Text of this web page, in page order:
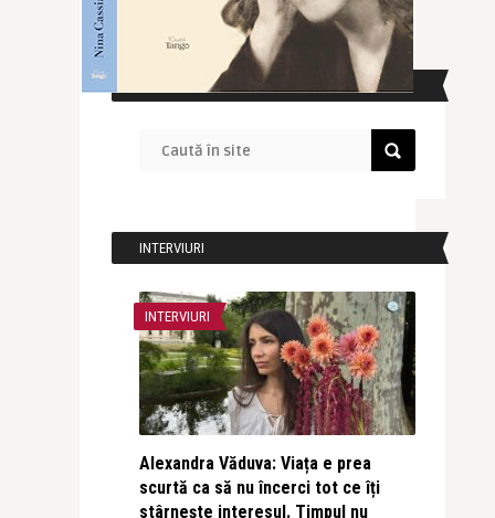
CAUTĂ ÎN SITE
INTERVIURI
INTERVIURI
Alexandra Văduva: Viața e prea
scurtă ca să nu încerci tot ce îți
stârnește interesul. Timpul nu